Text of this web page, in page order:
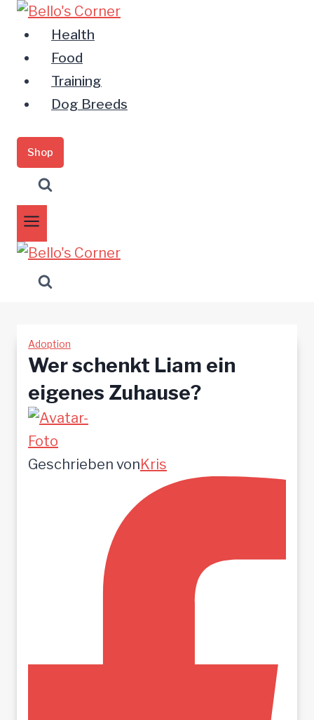
Zum
Inhalt
springen
Health
Food
Training
Dog Breeds
Shop
Adoption
Wer schenkt Liam ein
eigenes Zuhause?
Geschrieben vonKris